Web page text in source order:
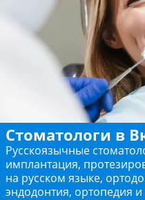
Стоматологи в
Русскоязычные
имплантация,
на русском языке,
эндодонтия, ортопедия